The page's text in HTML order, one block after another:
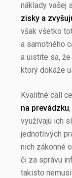
náklady vašej
zisky a
však všetko
a samotného
a uistite sa,
ktorý dokáže
Kvalitné call
na prevádzku
využívajú ich
jednotlivých
nich zákonné
či za správu
takisto